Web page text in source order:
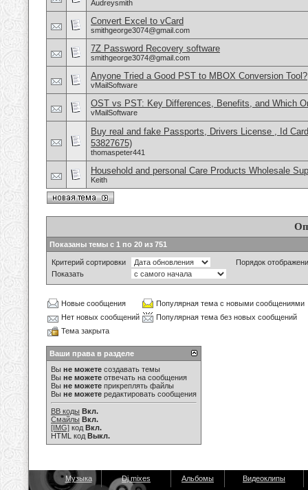
Audreysmith
Convert Excel to vCard
smithgeorge3074@gmail.com
7Z Password Recovery software
smithgeorge3074@gmail.com
Anyone Tried a Good PST to MBOX Conversion Tool?
vMailSoftware
OST vs PST: Key Differences, Benefits, and Which
vMailSoftware
Buy real and fake Passports, Drivers License , Id
53827675)
thomaspeter441
Household and personal Care Products Wholesale
Keith
Показаны темы с 1 по 20 из 751
Критерий сортировки
Порядок
Показать
Новые сообщения
Популярная тема с новыми сообщениями
Нет новых сообщений
Популярная тема без новых сообщений
Тема закрыта
Ваши права в разделе
Вы не можете создавать темы
Вы не можете отвечать на сообщения
Вы не можете прикреплять файлы
Вы не можете редактировать сообщения
BB коды Вкл.
Смайлы Вкл.
[IMG] код Вкл.
HTML код Выкл.
Музыка Dj mixes Альбомы Видеоклипы